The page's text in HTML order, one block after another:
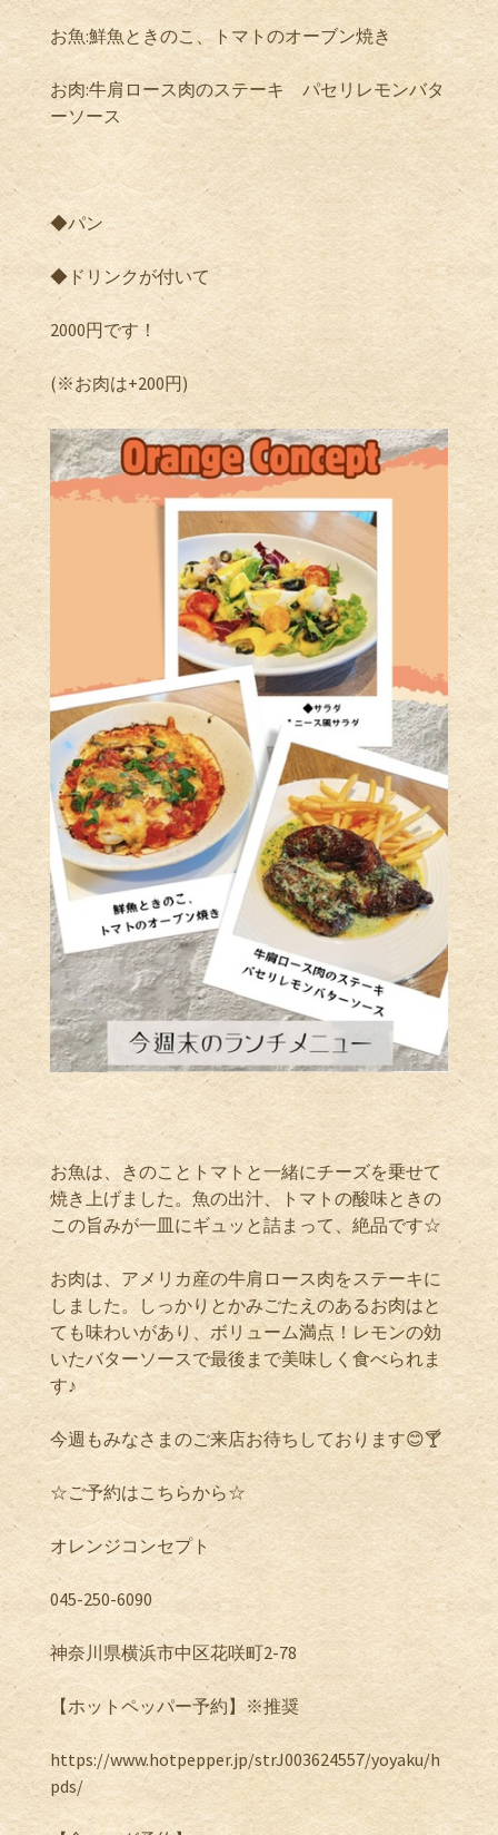
お魚:鮮魚ときのこ、トマトのオーブン焼き
お肉:牛肩ロース肉のステーキ パセリレモンバタ
ーソース
◆パン
◆ドリンクが付いて
2000円です！
(※お肉は+200円)
お魚は、きのことトマトと一緒にチーズを乗せて
焼き上げました。魚の出汁、トマトの酸味ときの
この旨みが一皿にギュッと詰まって、絶品です☆
お肉は、アメリカ産の牛肩ロース肉をステーキに
しました。しっかりとかみごたえのあるお肉はと
ても味わいがあり、ボリューム満点！レモンの効
いたバターソースで最後まで美味しく食べられま
す♪
今週もみなさまのご来店お待ちしております😊🍸
☆ご予約はこちらから☆
オレンジコンセプト
045-250-6090
神奈川県横浜市中区花咲町2-78
【ホットペッパー予約】※推奨
https://www.hotpepper.jp/strJ003624557/yoyaku/h
pds/